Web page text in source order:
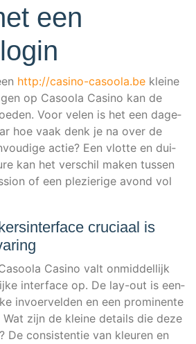
een
http://casino-casoola.be klei­ne
op Casoo­la Casi­no kan de
Voor velen is het een dage­
hoe vaak denk je na over de
actie? Een vlot­te en dui­
kan het ver­schil maken tus­sen
of een ple­zie­ri­ge avond vol
cruciaal is
Casi­no valt onmid­del­li­jk
inter­face op. De lay-out is een­
invoer­vel­den en een pro­mi­nen­te
zijn de klei­ne details die deze
De con­sis­ten­tie van kleu­ren en